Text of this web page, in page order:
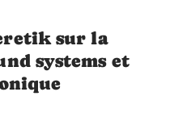
sur la
systems et